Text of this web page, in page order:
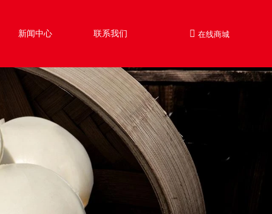
新闻中心 联系我们 在线商城